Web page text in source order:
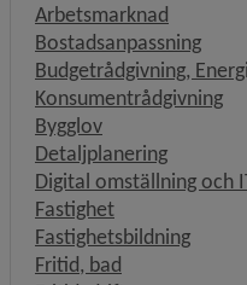
Arbetsmarknad
Bostadsanpassning
Budgetrådgivning,
Konsumentrådgivning
Bygglov
Detaljplanering
Digital omställning och
Fastighet
Fastighetsbildning
Fritid, bad